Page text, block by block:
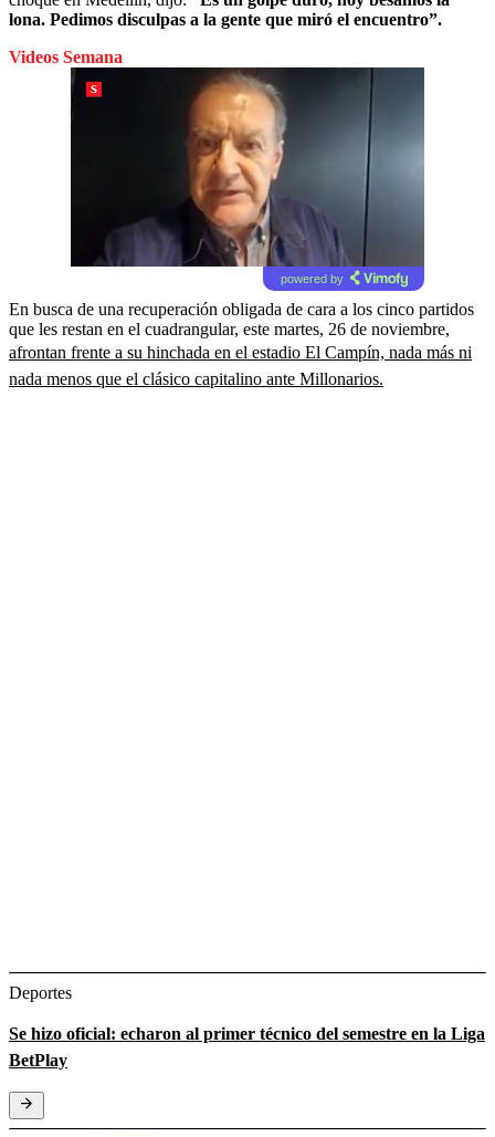
lona. Pedimos disculpas a la gente que miró el encuentro”.
Videos Semana
powered by
En busca de una recuperación obligada de cara a los cinco partidos
que les restan en el cuadrangular, este martes, 26 de noviembre,
afrontan frente a su hinchada en el estadio El Campín, nada más ni
nada menos que el clásico capitalino ante Millonarios.
Deportes
Se hizo oficial: echaron al primer técnico del semestre en la Liga
BetPlay